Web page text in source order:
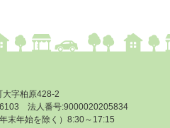
字柏原428-2
法人番号:9000020205834
末年始を除く）8:30～17:15